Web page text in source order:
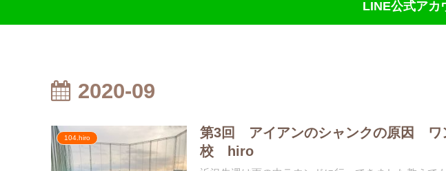
LINE公式アカ
2020-09
104.hiro
第3回 アイアンのシャンクの原因 ワ
校 hiro